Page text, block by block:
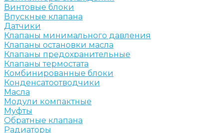
Винтовые блоки
Впускные клапана
Датчики
Клапаны минимального давления
Клапаны остановки масла
Клапаны предохранительные
Клапаны термостата
Комбинированные блоки
Конденсатоотводчики
Масла
Модули компактные
Муфты
Обратные клапана
Радиаторы